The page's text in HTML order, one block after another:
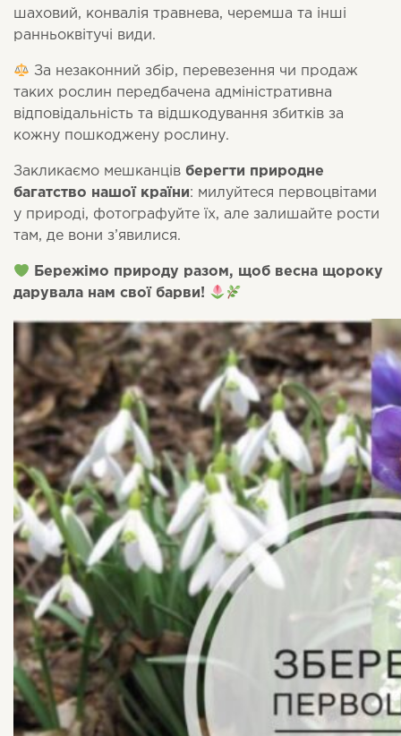
шаховий, конвалія травнева, черемша та інші
ранньоквітучі види.
За незаконний збір, перевезення чи продаж
таких рослин передбачена адміністративна
відповідальність та відшкодування збитків за
кожну пошкоджену рослину.
Закликаємо мешканців берегти природне
багатство нашої країни: милуйтеся первоцвітами
у природі, фотографуйте їх, але залишайте рости
там, де вони з’явилися.
Бережімо природу разом, щоб весна щороку
дарувала нам свої барви!